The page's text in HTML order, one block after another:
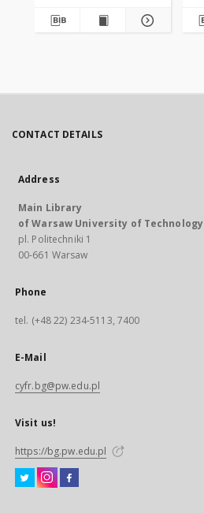
CONTACT DETAILS
Address
Main Library
of Warsaw University of Technology
pl. Politechniki 1
00-661 Warsaw
Phone
tel. (+48 22) 234-5113, 7400
E-Mail
cyfr.bg@pw.edu.pl
Visit us!
https://bg.pw.edu.pl